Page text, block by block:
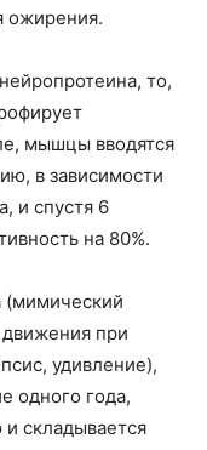
ожирения.
то,
мышцы вводятся
в зависимости
и спустя 6
на 80%.
(мимический
при
удивление),
одного года,
и складывается